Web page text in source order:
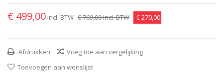
€ 499,00 incl. BTW € 769,00incl. BTW -€ 270,00
Afdrukken
Voeg toe aan vergelijking
Toevoegen aan wenslijst